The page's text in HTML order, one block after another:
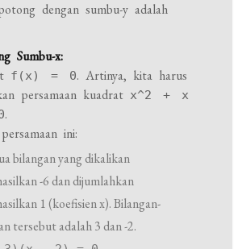
dengan sumbu-y adalah
Sumbu-x:
f(x) = 0. Artinya, kita harus
persamaan kuadrat x^2 + x
.
ini:
bilangan yang dikalikan
-6 dan dijumlahkan
1 (koefisien x). Bilangan-
tersebut adalah 3 dan -2.